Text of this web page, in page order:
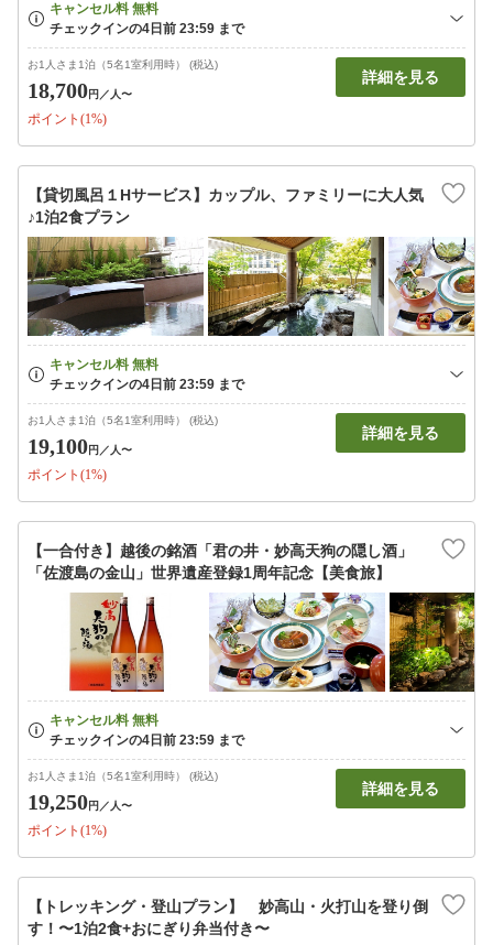
お1人さま1泊（5名1室利用時） (税込)
18,700円 ／人〜
ポイント(1%)
詳細を見る
【貸切風呂１Hサービス】カップル、ファミリーに大人気
♪1泊2食プラン
お1人さま1泊（5名1室利用時） (税込)
19,100円 ／人〜
ポイント(1%)
詳細を見る
【一合付き】越後の銘酒「君の井・妙高天狗の隠し酒」
「佐渡島の金山」世界遺産登録1周年記念【美食旅】
お1人さま1泊（5名1室利用時） (税込)
19,250円 ／人〜
ポイント(1%)
詳細を見る
【トレッキング・登山プラン】 妙高山・火打山を登り倒
す！〜1泊2食+おにぎり弁当付き〜